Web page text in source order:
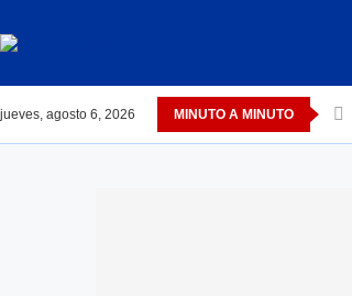
jueves, agosto 6, 2026 MINUTO A MINUTO